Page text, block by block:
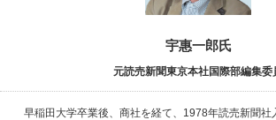
宇惠一郎氏
元読売新聞東京本社国際部編集委
早稲田大学卒業後、商社を経て、1978年読売新聞社